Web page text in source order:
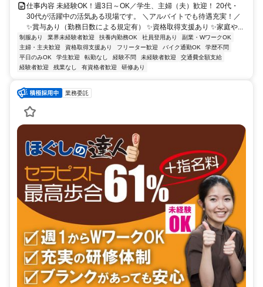
仕事内容 未経験OK！週3日～OK／学生、主婦（夫）歓迎！ 20代・
30代が活躍中の活気ある現場です。 ＼アルバイトでも待遇充実！／
✨賞与あり（勤務日数による規定有） ✨資格取得支援あり ✨家庭や...
制服あり 業界未経験者歓迎 扶養内勤務OK 社員登用あり
副業・WワークOK
主婦・主夫歓迎
資格取得支援あり フリーター歓迎 バイク通勤OK
学歴不問
平日のみOK
学生歓迎 転勤なし 経験不問 未経験者歓迎
交通費全額支給
経験者歓迎
残業なし 有資格者歓迎 研修あり
業務委託